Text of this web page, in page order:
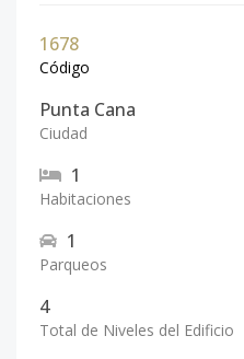
1678
Código
Punta Cana
Ciudad
1
Habitaciones
1
Parqueos
4
Total de Niveles del Edificio